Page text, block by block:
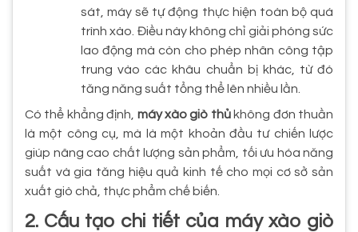
sát, máy sẽ tự động thực hiện toàn bộ quá
trình xào. Điều này không chỉ giải phóng sức
lao động mà còn cho phép nhân công tập
trung vào các khâu chuẩn bị khác, từ đó
tăng năng suất tổng thể lên nhiều lần.
Có thể khẳng định, máy xào giò thủ không đơn thuần
là một công cụ, mà là một khoản đầu tư chiến lược
giúp nâng cao chất lượng sản phẩm, tối ưu hóa năng
suất và gia tăng hiệu quả kinh tế cho mọi cơ sở sản
xuất giò chả, thực phẩm chế biến.
2. Cấu tạo chi tiết của máy xào giò